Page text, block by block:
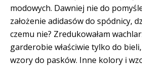
modowych. Dawniej nie do
założenie adidasów do spódnicy,
czemu nie? Zredukowałam
garderobie właściwie tylko do
wzory do pasków. Inne kolory i